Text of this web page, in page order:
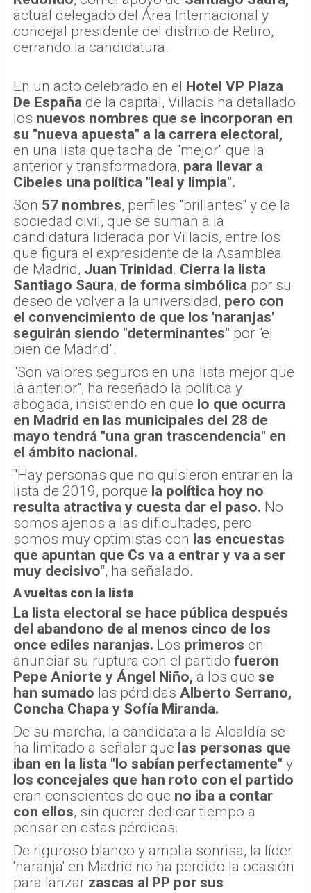
actual delegado del Área Internacional y
concejal presidente del distrito de Retiro,
cerrando la candidatura.
En un acto celebrado en el Hotel VP Plaza
De España de la capital, Villacís ha detallado
los nuevos nombres que se incorporan en
su "nueva apuesta" a la carrera electoral,
en una lista que tacha de "mejor" que la
anterior y transformadora, para llevar a
Cibeles una política "leal y limpia".
Son 57 nombres, perfiles "brillantes" y de la
sociedad civil, que se suman a la
candidatura liderada por Villacís, entre los
que figura el expresidente de la Asamblea
de Madrid, Juan Trinidad. Cierra la lista
Santiago Saura, de forma simbólica por su
deseo de volver a la universidad, pero con
el convencimiento de que los 'naranjas'
seguirán siendo "determinantes" por "el
bien de Madrid".
"Son valores seguros en una lista mejor que
la anterior", ha reseñado la política y
abogada, insistiendo en que lo que ocurra
en Madrid en las municipales del 28 de
mayo tendrá "una gran trascendencia" en
el ámbito nacional.
"Hay personas que no quisieron entrar en la
lista de 2019, porque la política hoy no
resulta atractiva y cuesta dar el paso. No
somos ajenos a las dificultades, pero
somos muy optimistas con las encuestas
que apuntan que Cs va a entrar y va a ser
muy decisivo", ha señalado.
A vueltas con la lista
La lista electoral se hace pública después
del abandono de al menos cinco de los
once ediles naranjas. Los primeros en
anunciar su ruptura con el partido fueron
Pepe Aniorte y Ángel Niño, a los que se
han sumado las pérdidas Alberto Serrano,
Concha Chapa y Sofía Miranda.
De su marcha, la candidata a la Alcaldía se
ha limitado a señalar que las personas que
iban en la lista "lo sabían perfectamente" y
los concejales que han roto con el partido
eran conscientes de que no iba a contar
con ellos, sin querer dedicar tiempo a
pensar en estas pérdidas.
De riguroso blanco y amplia sonrisa, la líder
'naranja' en Madrid no ha perdido la ocasión
para lanzar zascas al PP por sus